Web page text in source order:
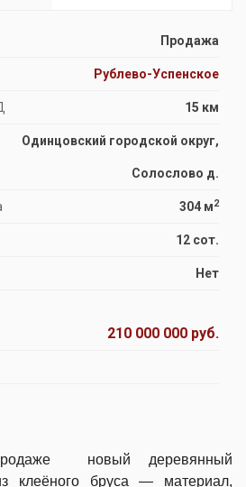
Продажа
Рублево-Успенское
15 км
Одинцовский городской округ,
Солослово д.
304 м2
12 сот.
Нет
210 000 000 руб.
новый деревянный
клеёного бруса — материал,